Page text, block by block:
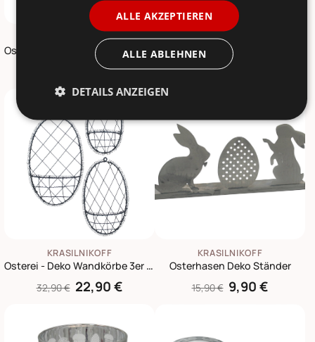
KRASILNIKOFF
Oster Ornament, Bunnies, Osterhase Anhänger
5,95 €
KRASILNIKOFF
Osterei Aufhänger Baumwolle
3,75 €
KRASILNIKOFF
Osterei - Deko Wandkörbe 3er Set
32,90 € 22,90 €
KRASILNIKOFF
Osterhasen Deko Ständer
15,90 € 9,90 €
ALLE AKZEPTIEREN
ALLE ABLEHNEN
DETAILS ANZEIGEN